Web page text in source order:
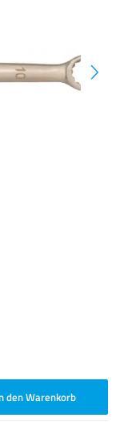
um die Anzahl zu
den Warenkorb